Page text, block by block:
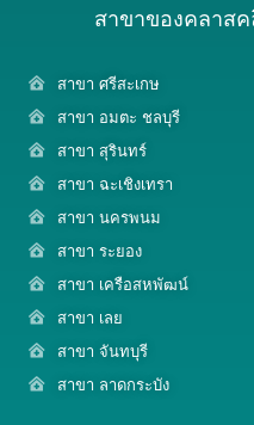
สาขาของคลาส
สาขา ศรีสะเกษ
สาขา อมตะ ชลบุรี
สาขา สุรินทร์
สาขา ฉะเชิงเทรา
สาขา นครพนม
สาขา ระยอง
สาขา เครือสหพัฒน์
สาขา เลย
สาขา จันทบุรี
สาขา ลาดกระบัง